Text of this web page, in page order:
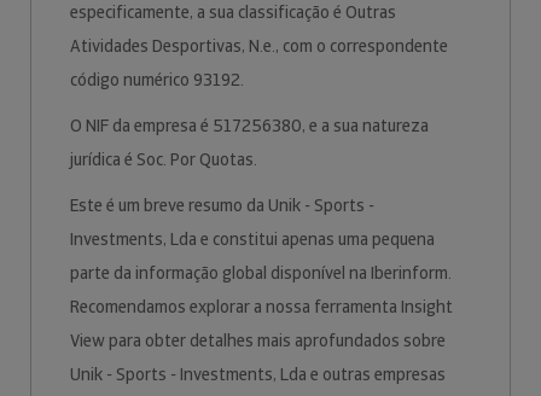
especificamente, a sua classificação é Outras
Atividades Desportivas, N.e., com o correspondente
código numérico 93192.
O NIF da empresa é 517256380, e a sua natureza
jurídica é Soc. Por Quotas.
Este é um breve resumo da Unik - Sports -
Investments, Lda e constitui apenas uma pequena
parte da informação global disponível na Iberinform.
Recomendamos explorar a nossa ferramenta Insight
View para obter detalhes mais aprofundados sobre
Unik - Sports - Investments, Lda e outras empresas